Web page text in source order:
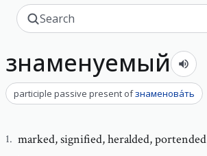
знаменуемый
participle passive present ofзнаменова́ть
1. marked,signified, heralded, portended